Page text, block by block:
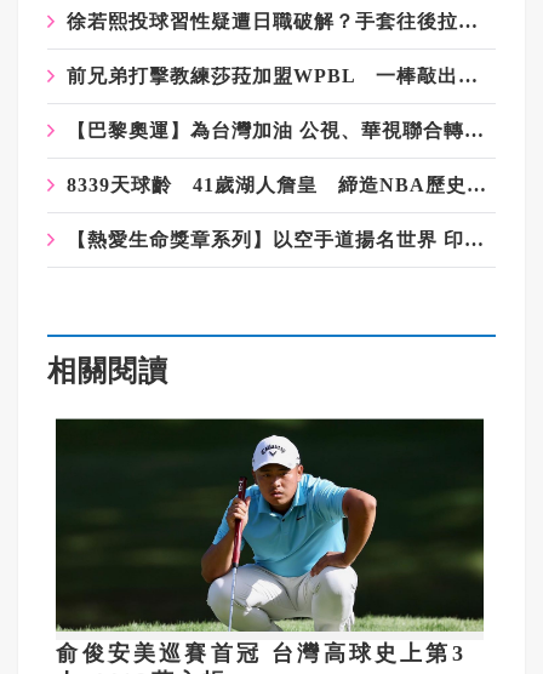
徐若熙投球習性疑遭日職破解？手套往後拉直球機率高
前兄弟打擊教練莎菈加盟WPBL 一棒敲出聯盟史上首支滿貫砲
【巴黎奧運】為台灣加油 公視、華視聯合轉播即時賽事
8339天球齡 41歲湖人詹皇 締造NBA歷史紀錄
【熱愛生命獎章系列】以空手道揚名世界 印尼阿富汗難民國手—米娜·阿薩迪（上）
相關閱讀
俞俊安美巡賽首冠 台灣高球史上第3